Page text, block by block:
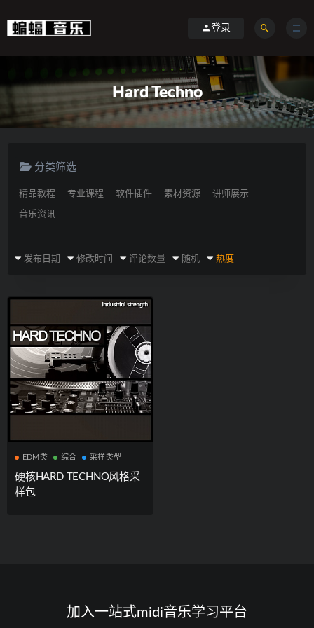
登录
Hard Techno
分类筛选
精品教程 专业课程 软件插件 素材资源 讲师展示
音乐资讯
发布日期 修改时间 评论数量 随机 热度
EDM类 综合 采样类型
硬核HARD TECHNO风格采
样包
加入一站式midi音乐学习平台